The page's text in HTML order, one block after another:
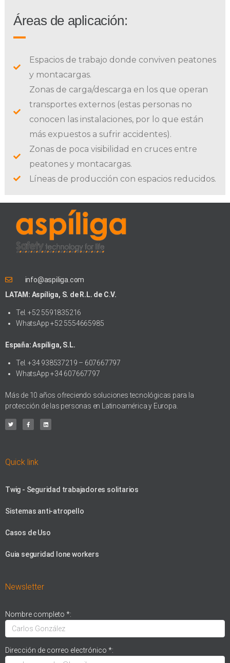
Áreas de aplicación:
Espacios de trabajo donde conviven peatones
y montacargas.
Zonas de carga/descarga en los que operan
transportes externos (estas personas no
conocen las instalaciones, por lo que están
más expuestos a sufrir accidentes).
Zonas de poca visibilidad en cruces entre
peatones y montacargas.
Líneas de producción con espacios reducidos.
info@aspiliga.com
LATAM: Aspíliga, S. de R.L. de C.V.
Tel. +52 5591835216
WhatsApp +52 5554665985
España: Aspíliga, S.L.
Tel. +34 938537219 – 607667797
WhatsApp +34 607667797
Más de 10 años ofreciendo soluciones tecnológicas para la
protección de las personas en Latinoamérica y Europa.
Quick link
Twig - Seguridad trabajadores solitarios
Sistemas anti-atropello
Casos de Uso
Guia seguridad lone workers
Newsletter
Nombre completo *:
Dirección de correo electrónico *: